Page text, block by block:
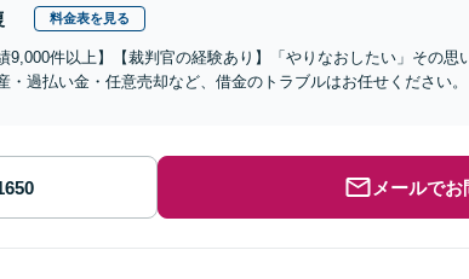
料金表を見る
9,000件以上】【裁判官の経験あり】「やりなおしたい」その
・過払い金・任意売却など、借金のトラブルはお任せください
メールで